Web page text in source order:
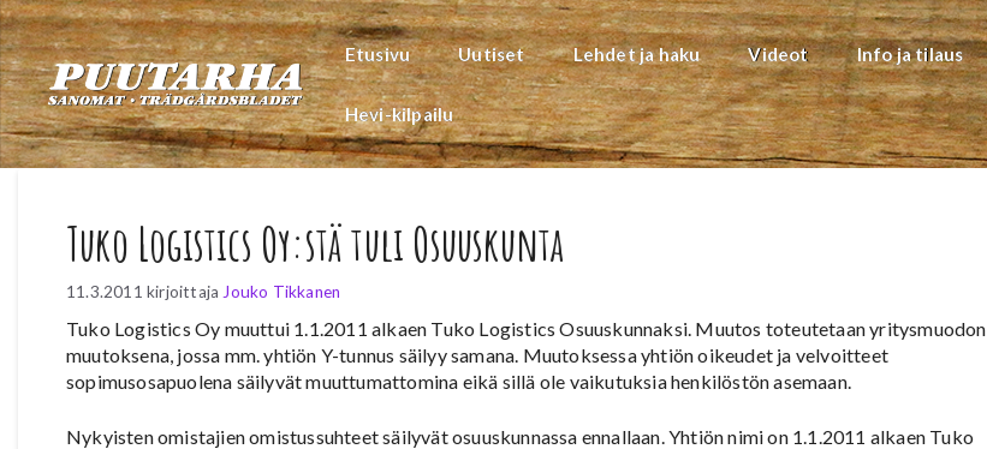
Siirry
sisältöön
Etusivu Uutiset Lehdet ja haku Videot Info ja tilaus
Hevi-kilpailu
Tuko Logistics Oy:stä tuli Osuuskunta
11.3.2011 kirjoittaja Jouko Tikkanen
Tuko Logistics Oy muuttui 1.1.2011 alkaen Tuko Logistics Osuuskunnaksi. Muutos toteutetaan yritysmuodon
muutoksena, jossa mm. yhtiön Y-tunnus säilyy samana. Muutoksessa yhtiön oikeudet ja velvoitteet
sopimusosapuolena säilyvät muuttumattomina eikä sillä ole vaikutuksia henkilöstön asemaan.
Nykyisten omistajien omistussuhteet säilyvät osuuskunnassa ennallaan. Yhtiön nimi on 1.1.2011 alkaen Tuko